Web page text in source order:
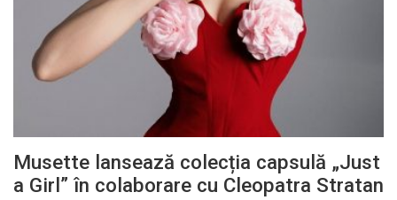
Musette lansează colecția capsulă „Just
a Girl” în colaborare cu Cleopatra Stratan